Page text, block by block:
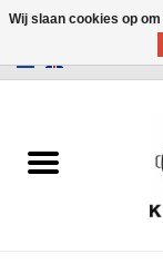
Sale
Wij slaan cookies op